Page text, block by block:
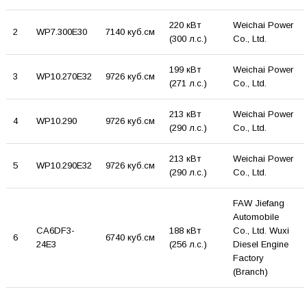
2 WP7.300E30 7140 куб.см
220 кВт
(300 л.с.)
Weichai Power
Co., Ltd.
3 WP10.270E32 9726 куб.см
199 кВт
(271 л.с.)
Weichai Power
Co., Ltd.
4 WP10.290 9726 куб.см
213 кВт
(290 л.с.)
Weichai Power
Co., Ltd.
5 WP10.290E32 9726 куб.см
213 кВт
(290 л.с.)
Weichai Power
Co., Ltd.
6
CA6DF3-
24E3
6740 куб.см
188 кВт
(256 л.с.)
FAW Jiefang
Automobile
Co., Ltd. Wuxi
Diesel Engine
Factory
(Branch)